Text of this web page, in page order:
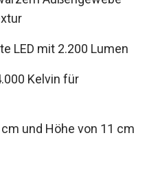
LED mit 2.200 Lumen
Kelvin für
und Höhe von 11 cm